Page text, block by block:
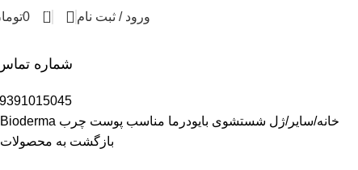
ورود / ثبت نام 0
0
شماره
خانه سایر ژل شستشوی بایودرما مناسب پوست چرب Bioderma
بازگشت به محصولات